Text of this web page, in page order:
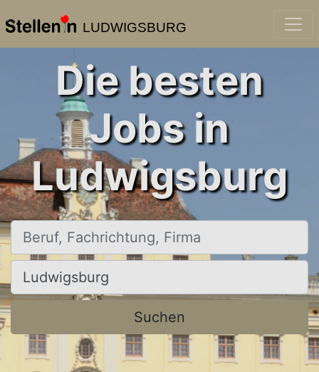
LUDWIGSBURG
Die besten
Jobs in
Ludwigsburg
Beruf, Fachrichtung, Firma
Ort, Stadt
Suchen